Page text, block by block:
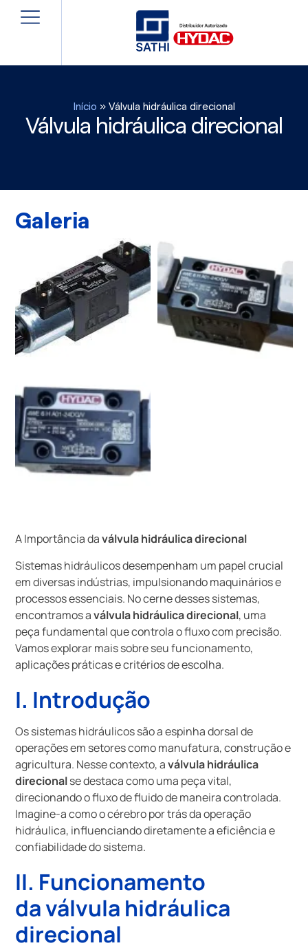
Início » Válvula hidráulica direcional
Válvula hidráulica direcional
Galeria
A Importância daválvula hidráulica direcional
Sistemas hidráulicos desempenham um papel crucial
em diversas indústrias, impulsionando maquinários e
processos essenciais. No cerne desses sistemas,
encontramos aválvula hidráulica direcional, uma
peça fundamental que controla o fluxo com precisão.
Vamos explorar mais sobre seu funcionamento,
aplicações práticas e critérios de escolha.
I. Introdução
Os sistemas hidráulicos são a espinha dorsal de
operações em setores como manufatura, construção e
agricultura. Nesse contexto, aválvula hidráulica
direcionalse destaca como uma peça vital,
direcionando o fluxo de fluido de maneira controlada.
Imagine-a como o cérebro por trás da operação
hidráulica, influenciando diretamente a eficiência e
confiabilidade do sistema.
II. Funcionamento
daválvula hidráulica
direcional